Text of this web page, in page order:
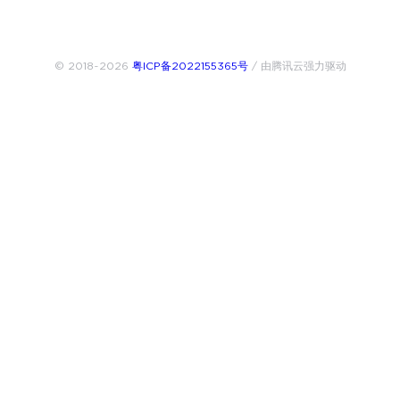
© 2018~2026 粤ICP备2022155365号/ 由腾讯云强力驱动